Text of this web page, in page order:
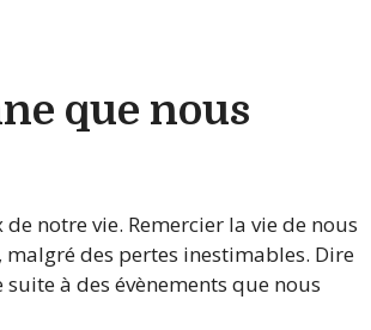
que nous
notre vie. Remercier la vie de nous
des pertes inestimables. Dire
à des évènements que nous